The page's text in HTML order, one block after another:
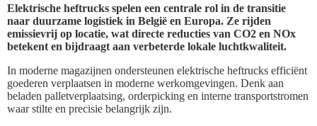
Elektrische heftrucks spelen een centrale rol in de transitie
naar duurzame logistiek in België en Europa. Ze rijden
emissievrij op locatie, wat directe reducties van CO2 en NOx
betekent en bijdraagt aan verbeterde lokale luchtkwaliteit.
In moderne magazijnen ondersteunen elektrische heftrucks efficiënt
goederen verplaatsen in moderne werkomgevingen. Denk aan
beladen palletverplaatsing, orderpicking en interne transportstromen
waar stilte en precisie belangrijk zijn.